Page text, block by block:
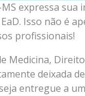
MS expressa
Isso não é
profissionais!
Medicina,
deixada
entregue a